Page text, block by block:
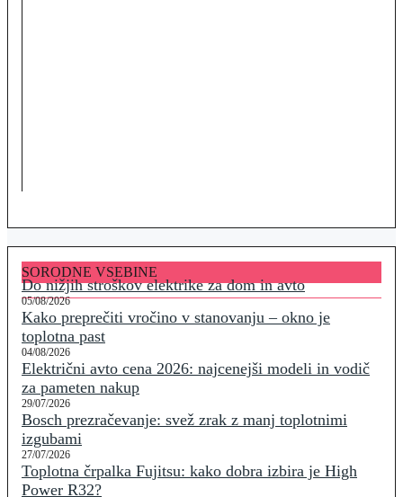
SORODNE VSEBINE
Do nižjih stroškov elektrike za dom in avto
05/08/2026
Kako preprečiti vročino v stanovanju – okno je
toplotna past
04/08/2026
Električni avto cena 2026: najcenejši modeli in vodič
za pameten nakup
29/07/2026
Bosch prezračevanje: svež zrak z manj toplotnimi
izgubami
27/07/2026
Toplotna črpalka Fujitsu: kako dobra izbira je High
Power R32?